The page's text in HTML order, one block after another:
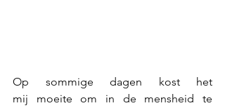
Op sommige dagen kost het
mij moeite om in de mensheid te